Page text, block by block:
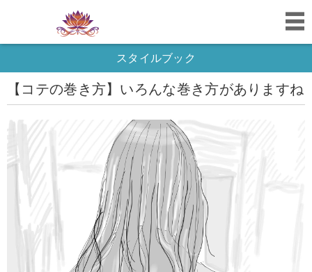
スタイルブック
【コテの巻き方】いろんな巻き方がありますね